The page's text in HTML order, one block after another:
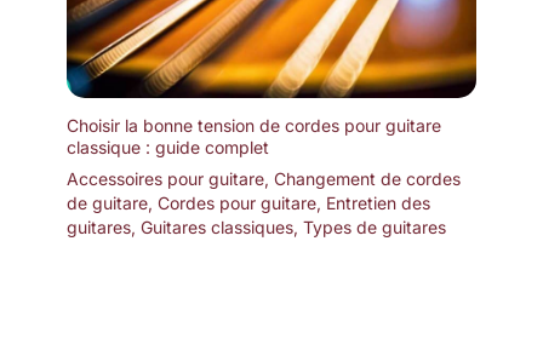
Choisir la bonne tension de cordes pour guitare
classique : guide complet
Accessoires pour guitare, Changement de cordes
de guitare, Cordes pour guitare, Entretien des
guitares, Guitares classiques, Types de guitares